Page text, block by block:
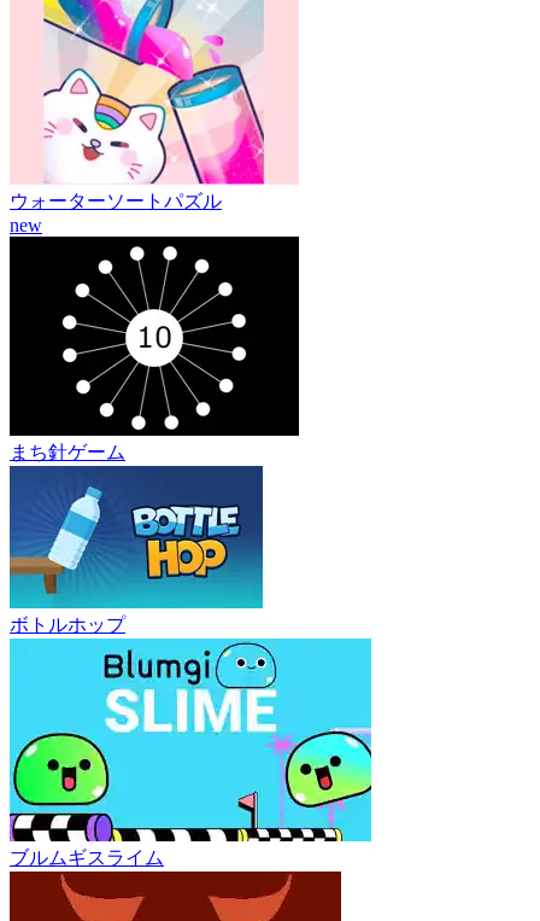
ウォーターソートパズル
new
まち針ゲーム
ボトルホップ
ブルムギスライム